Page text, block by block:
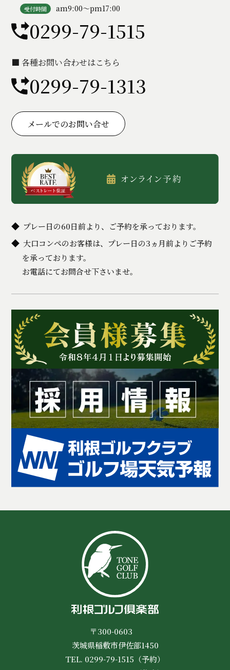
受付時間 am9:00〜pm17:00
0299-79-1515
■ 各種お問い合わせはこちら
0299-79-1313
メールでのお問い合せ
プレー日の60日前より、ご予約を承っております。
大口コンペのお客様は、プレー日の3ヵ月前よりご予約
を承っております。
お電話にてお問合せ下さいませ。
〒300-0603
茨城県稲敷市伊佐部1450
TEL. 0299-79-1515（予約）